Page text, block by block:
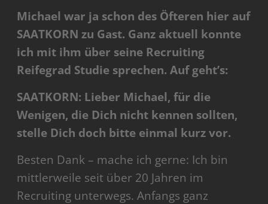
Michael war ja schon des Öfteren hier auf
SAATKORN zu Gast. Ganz aktuell konnte
ich mit ihm über seine Recruiting
Reifegrad Studie sprechen. Auf geht’s:
SAATKORN: Lieber Michael, für die
Wenigen, die Dich nicht kennen sollten,
stelle Dich doch bitte einmal kurz vor.
Besten Dank – mache ich gerne: Ich bin
mittlerweile seit über 20 Jahren im
Recruiting unterwegs. Anfangs ganz